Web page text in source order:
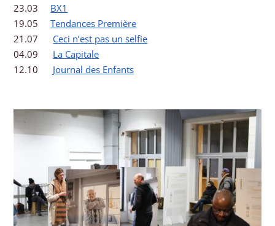
23.03 BX1
19.05
Tendances Première
21.07 Ceci n’est pas un selfie
04.09 La Capitale
12.10 Journal des Enfants